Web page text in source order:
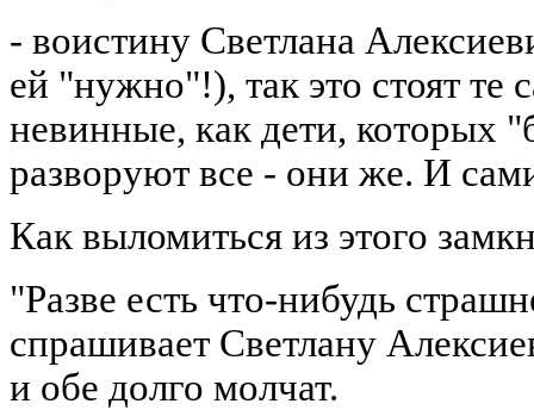
- воистину Светлана
ей "нужно"!), так это стоят те
невинные, как дети, которых
разворуют все - они же. И
Как выломиться из этого
"Разве есть что-нибудь
спрашивает Светлану
и обе долго молчат.